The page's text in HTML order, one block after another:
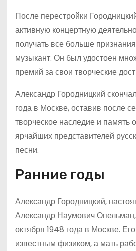
После перестройки
активную концертную
получать все больше признания
музыкант. Он был удостоен
премий за свои творческие
Александр Городницкий
года в Москве, оставив после
творческое наследие и память
ярчайших представителей
песни.
Ранние годы
Александр Городницкий,
Александр Наумович
октября 1948 года в Москве.
известным физиком, а мать